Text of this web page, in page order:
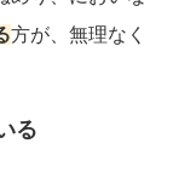
方が、無理なく
る